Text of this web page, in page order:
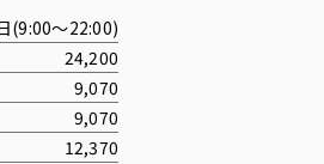
(9:00〜22:00)
24,200
9,070
9,070
12,370